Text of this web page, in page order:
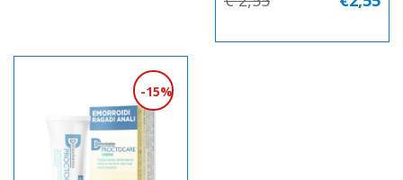
15%